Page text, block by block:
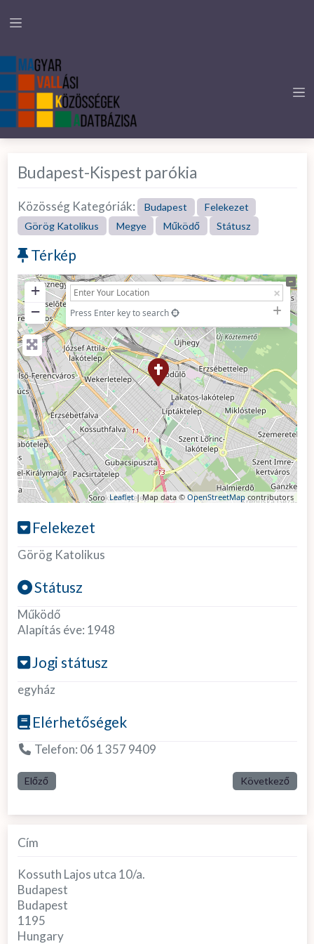
Budapest-Kispest parókia
Közösség Kategóriák: Budapest
Felekezet
Görög Katolikus
Megye Működő Státusz
Térkép
+
−
Press Enter key to search
Leaflet| Map data © OpenStreetMapcontributors
Felekezet
Görög Katolikus
Státusz
Működő
Alapítás éve: 1948
Jogi státusz
egyház
Elérhetőségek
Telefon: 06 1 357 9409
Előző Következő
Cím
Kossuth Lajos utca 10/a.
Budapest
Budapest
1195
Hungary